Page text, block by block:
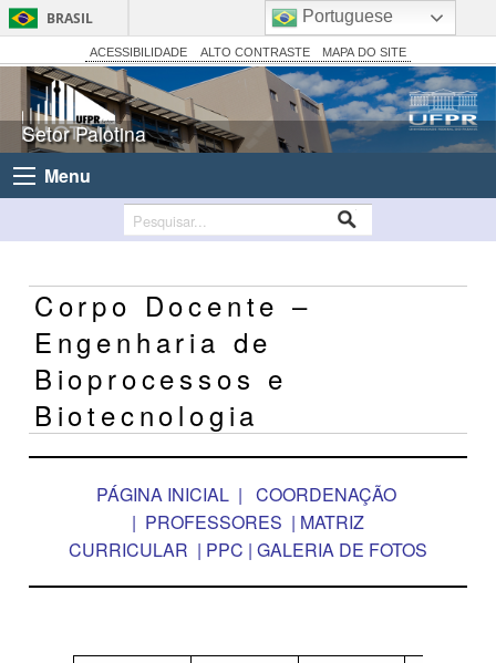
BRASIL
Simplifique!
Comunica BR
Participe
Acesso à informação
Canais
ACESSIBILIDADE ALTO CONTRASTE MAPA DO SITE
Setor Palotina
Menu
Corpo Docente –
Engenharia de
Bioprocessos e
Biotecnologia
PÁGINA INICIAL| COORDENAÇÃO
| PROFESSORES | MATRIZ
CURRICULAR | PPC | GALERIA DE FOTOS
Portuguese